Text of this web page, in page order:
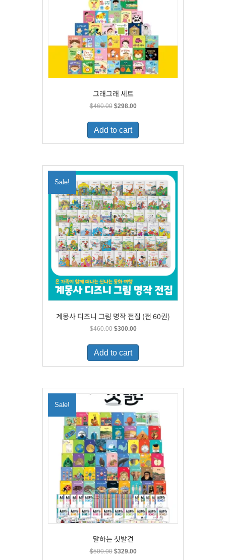
그래그래 세트
$460.00 Original
was:
$460.00.
$298.00Current
is:
Add to cart
Sale!
계몽사 디즈니 그림 명작 전집 (전 60권)
$460.00 Original
was:
$460.00.
$300.00Current
is:
Add to cart
Sale!
말하는 첫발견
$500.00 Original
$329.00Current